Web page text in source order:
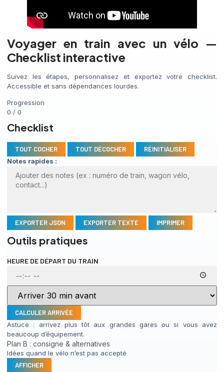
Voyager en train avec un vélo —
Checklist interactive
Suivez les étapes, personnalisez et exportez votre checklist.
Accessible et sans dépendances lourdes.
Progression
0 / 0
Checklist
TOUT COCHER TOUT DÉCOCHER
RÉINITIALISER
Notes rapides :
EXPORTER JSON EXPORTER TEXTE IMPRIMER
Outils pratiques
HEURE DE DÉPART DU TRAIN
CALCULER ARRIVÉE
Astuce : arrivez plus tôt aux grandes gares ou si vous avez
beaucoup d’équipement.
Plan B : consigne & alternatives
Idées quand le vélo n’est pas accepté
AFFICHER